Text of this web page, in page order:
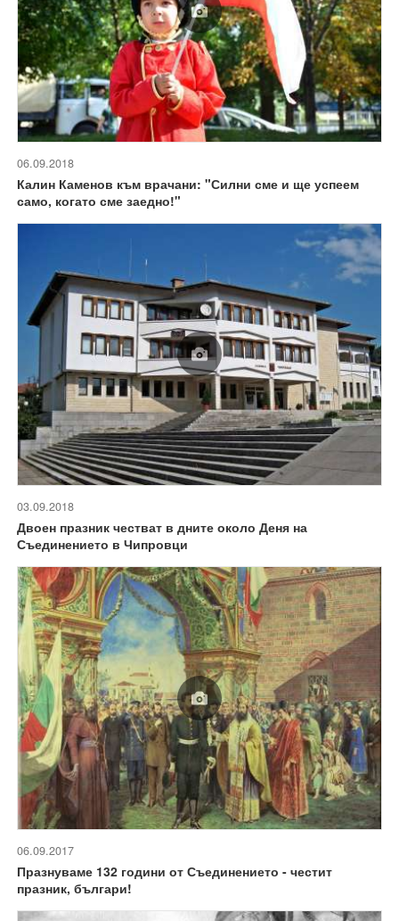
06.09.2018
Калин Каменов към врачани: "Силни сме и ще успеем
само, когато сме заедно!"
03.09.2018
Двоен празник честват в дните около Деня на
Съединението в Чипровци
06.09.2017
Празнуваме 132 години от Съединението - честит
празник, българи!